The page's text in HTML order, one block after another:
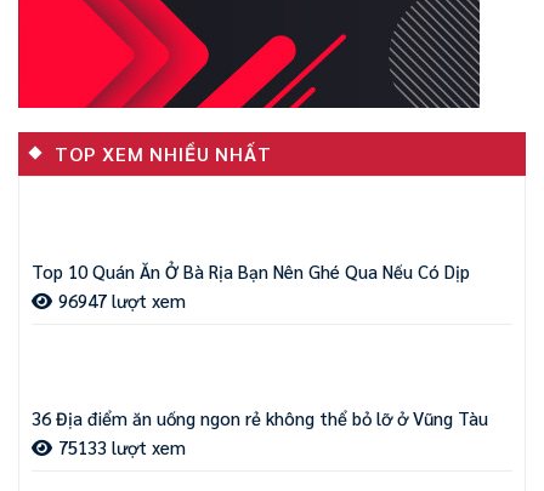
TOP XEM NHIỀU NHẤT
Top 10 Quán Ăn Ở Bà Rịa Bạn Nên Ghé Qua Nếu Có Dịp
96947 lượt xem
36 Địa điểm ăn uống ngon rẻ không thể bỏ lỡ ở Vũng Tàu
75133 lượt xem